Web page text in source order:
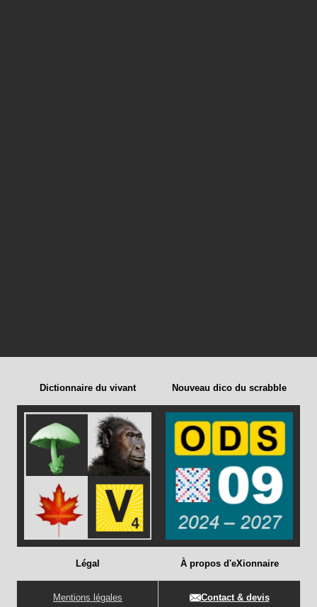
Dictionnaire du vivant Nouveau dico du scrabble
Légal
Mentions légales
À propos d'eXionnaire
Contact & devis